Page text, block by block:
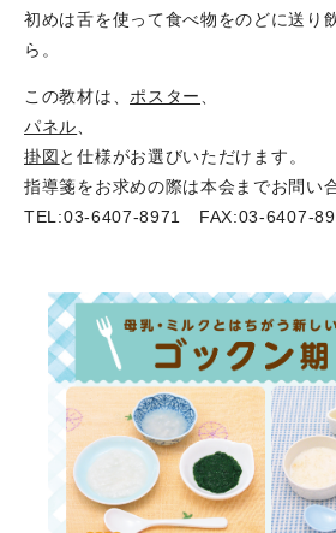
初めは舌を使って食べ物をのどに送り
ら。
この教材は、 ポスター
パネル
掛図 と仕様がお選びいただけます。
指導箋をお求めの際は本会までお問い
TEL:03-6407-8971 FAX:03-6407-